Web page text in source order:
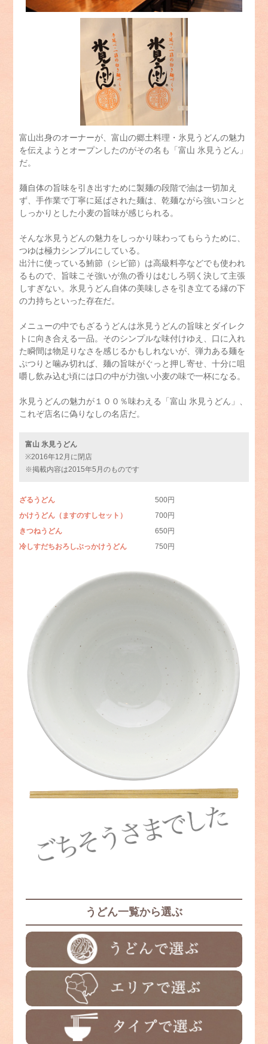
富山出身のオーナーが、富山の郷土料理・氷見うどんの魅力
を伝えようとオープンしたのがその名も「富山 氷見うどん」
だ。
麺自体の旨味を引き出すために製麺の段階で油は一切加え
ず、手作業で丁寧に延ばされた麺は、乾麺ながら強いコシと
しっかりとした小麦の旨味が感じられる。
そんな氷見うどんの魅力をしっかり味わってもらうために、
つゆは極力シンプルにしている。
出汁に使っている鮪節（シビ節）は高級料亭などでも使われ
るもので、旨味こそ強いが魚の香りはむしろ弱く決して主張
しすぎない。氷見うどん自体の美味しさを引き立てる縁の下
の力持ちといった存在だ。
メニューの中でもざるうどんは氷見うどんの旨味とダイレク
トに向き合える一品。そのシンプルな味付けゆえ、口に入れ
た瞬間は物足りなさを感じるかもしれないが、弾力ある麺を
ぷつりと噛み切れば、麺の旨味がぐっと押し寄せ、十分に咀
嚼し飲み込む頃には口の中が力強い小麦の味で一杯になる。
氷見うどんの魅力が１００％味わえる「富山 氷見うどん」、
これぞ店名に偽りなしの名店だ。
富山 氷見うどん
※2016年12月に閉店
※掲載内容は2015年5月のものです
ざるうどん
500円
かけうどん（ますのすしセット）
700円
きつねうどん
650円
冷しすだちおろしぶっかけうどん
750円
うどん一覧から選ぶ